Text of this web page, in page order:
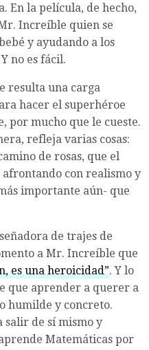
En la película, de hecho,
Increíble quien se
y ayudando a los
no es fácil.
resulta una carga
hacer el superhéroe
por mucho que le cueste.
refleja varias cosas:
de rosas, que el
con realismo y
importante aún- que
de trajes de
a Mr. Increíble que
es una heroicidad”. Y lo
que aprender a querer a
humilde y concreto.
salir de sí mismo y
Matemáticas por